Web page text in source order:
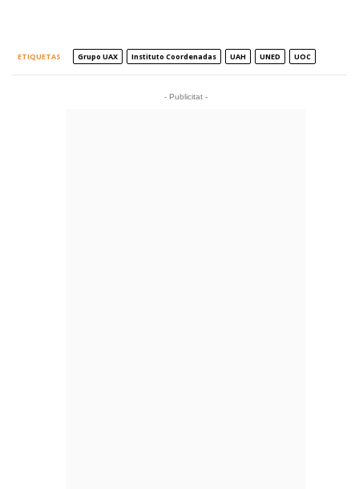
ETIQUETAS Grupo UAX Instituto Coordenadas UAH UNED UOC
- Publicitat -